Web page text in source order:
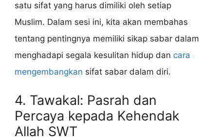
satu sifat yang harus dimiliki oleh setiap
Muslim. Dalam sesi ini, kita akan membahas
tentang pentingnya memiliki sikap sabar dalam
menghadapi segala kesulitan hidup dan cara
mengembangkan sifat sabar dalam diri.
4. Tawakal: Pasrah dan
Percaya kepada Kehendak
Allah SWT